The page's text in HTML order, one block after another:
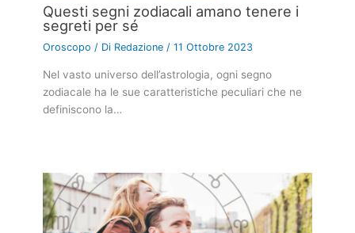
Questi segni zodiacali amano tenere i
segreti per sé
Oroscopo / Di Redazione /11 Ottobre 2023
Nel vasto universo dell’astrologia, ogni segno
zodiacale ha le sue caratteristiche peculiari che ne
definiscono la…